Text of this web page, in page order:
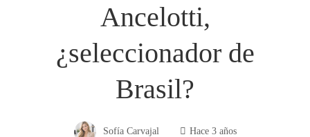
Ancelotti,
¿seleccionador de
Brasil?
Sofía Carvajal Hace 3 años